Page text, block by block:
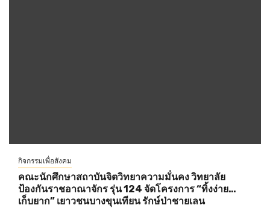
กิจกรรมเพื่อสังคม
คณะนักศึกษาสถาบันจิตวิทยาความมั่นคง วิทยาลัย
ป้องกันราชอาณาจักร รุ่น 124 จัดโครงการ “ทิ้งง่าย…
เก็บยาก” เยาวชนบางขุนเทียน รักษ์ป่าชายเลน